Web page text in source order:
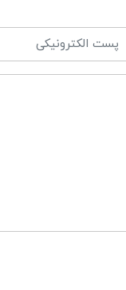
تولید شده به صورت